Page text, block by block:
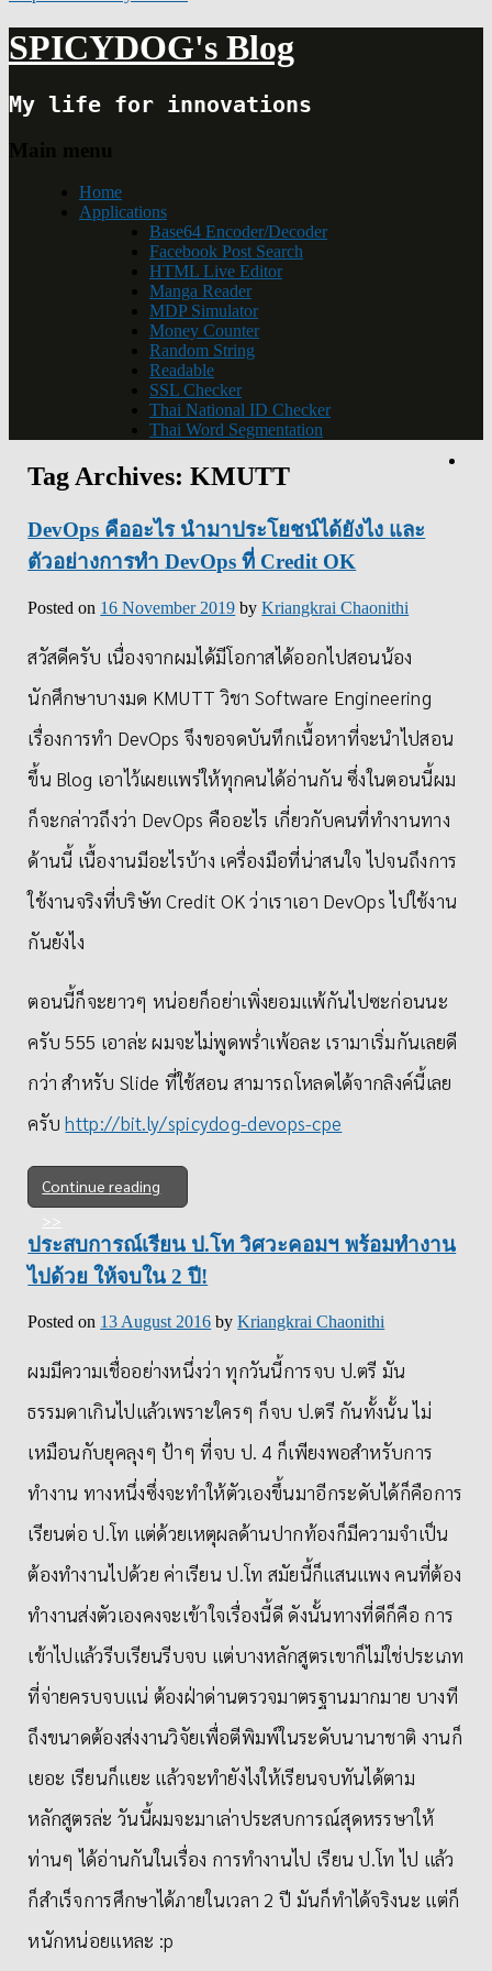
SPICYDOG's Blog
My life for innovations
Main menu
Home
Applications
Base64 Encoder/Decoder
Facebook Post Search
HTML Live Editor
Manga Reader
MDP Simulator
Money Counter
Random String
Readable
SSL Checker
Thai National ID Checker
Thai Word Segmentation
Tag Archives:KMUTT
DevOps คืออะไร นำมาประโยชน์ได้ยังไง และ
ตัวอย่างการทำ DevOps ที่ Credit OK
Posted on 16 November 2019 byKriangkrai Chaonithi
สวัสดีครับ เนื่องจากผมได้มีโอกาสได้ออกไปสอนน้อง
นักศึกษาบางมด KMUTT วิชา Software Engineering
เรื่องการทำ DevOps จึงขอจดบันทึกเนื้อหาที่จะนำไปสอน
ขึ้น Blog เอาไว้เผยแพร่ให้ทุกคนได้อ่านกัน ซึ่งในตอนนี้ผม
ก็จะกล่าวถึงว่า DevOps คืออะไร เกี่ยวกับคนที่ทำงานทาง
ด้านนี้ เนื้องานมีอะไรบ้าง เครื่องมือที่น่าสนใจ ไปจนถึงการ
ใช้งานจริงที่บริษัท Credit OK ว่าเราเอา DevOps ไปใช้งาน
กันยังไง
ตอนนี้ก็จะยาวๆ หน่อยก็อย่าเพิ่งยอมแพ้กันไปซะก่อนนะ
ครับ 555 เอาล่ะ ผมจะไม่พูดพร่ำเพ้อละ เรามาเริ่มกันเลยดี
กว่า สำหรับ Slide ที่ใช้สอน สามารถโหลดได้จากลิงค์นี้เลย
ครับhttp://bit.ly/spicydog-devops-cpe
Continue reading
ประสบการณ์เรียน ป.โท วิศวะคอมฯ พร้อมทำงาน
ไปด้วย ให้จบใน 2 ปี!
Posted on 13 August 2016 byKriangkrai Chaonithi
ผมมีความเชื่ออย่างหนึ่งว่า ทุกวันนี้การจบ ป.ตรี มัน
ธรรมดาเกินไปแล้วเพราะใครๆ ก็จบ ป.ตรี กันทั้งนั้น ไม่
เหมือนกับยุคลุงๆ ป้าๆ ที่จบ ป. 4 ก็เพียงพอสำหรับการ
ทำงาน ทางหนึ่งซึ่งจะทำให้ตัวเองขึ้นมาอีกระดับได้ก็คือการ
เรียนต่อ ป.โท แต่ด้วยเหตุผลด้านปากท้องก็มีความจำเป็น
ต้องทำงานไปด้วย ค่าเรียน ป.โท สมัยนี้ก็แสนแพง คนที่ต้อง
ทำงานส่งตัวเองคงจะเข้าใจเรื่องนี้ดี ดังนั้นทางที่ดีก็คือ การ
เข้าไปแล้วรีบเรียนรีบจบ แต่บางหลักสูตรเขาก็ไม่ใช่ประเภท
ที่จ่ายครบจบแน่ ต้องฝ่าด่านตรวจมาตรฐานมากมาย บางที
ถึงขนาดต้องส่งงานวิจัยเพื่อตีพิมพ์ในระดับนานาชาติ งานก็
เยอะ เรียนก็แยะ แล้วจะทำยังไงให้เรียนจบทันได้ตาม
หลักสูตรล่ะ วันนี้ผมจะมาเล่าประสบการณ์สุดหรรษาให้
ท่านๆ ได้อ่านกันในเรื่อง การทำงานไป เรียน ป.โท ไป แล้ว
ก็สำเร็จการศึกษาได้ภายในเวลา 2 ปี มันก็ทำได้จริงนะ แต่ก็
หนักหน่อยแหละ :p